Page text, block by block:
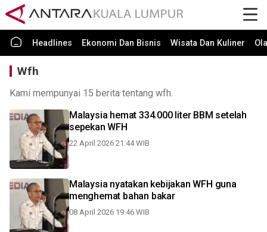
Headlines Ekonomi Dan Bisnis Wisata Dan Kuliner
Wfh
Kami mempunyai 15 berita tentang wfh.
Malaysia hemat 334.000 liter BBM setelah
sepekan WFH
22 April 2026 21:44 WIB
Malaysia nyatakan kebijakan WFH guna
menghemat bahan bakar
08 April 2026 19:46 WIB